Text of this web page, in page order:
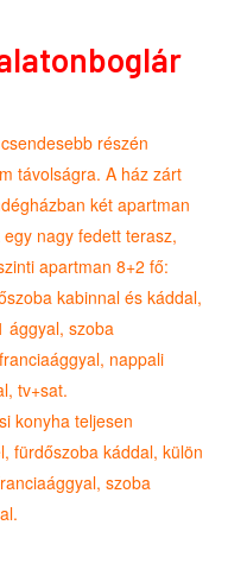
részén
távolságra. A ház zárt
két apartman
nagy fedett terasz,
apartman 8+2 fő:
kabinnal és káddal,
ággyal, szoba
nappali
tv+sat.
konyha teljesen
fürdőszoba káddal, külön
szoba